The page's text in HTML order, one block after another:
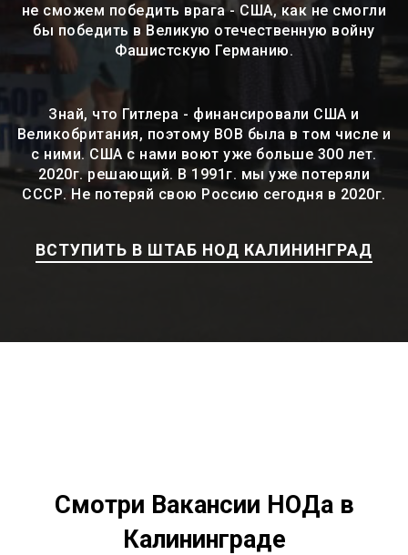
не сможем победить врага - США, как не смогли
бы победить в Великую отечественную войну
Фашистскую Германию.
Знай, что Гитлера - финансировали США и
Великобритания, поэтому ВОВ была в том числе и
с ними. США с нами воют уже больше 300 лет.
2020г. решающий. В 1991г. мы уже потеряли
СССР. Не потеряй свою Россию сегодня в 2020г.
ВСТУПИТЬ В ШТАБ НОД КАЛИНИНГРАД
Смотри Вакансии НОДа в
Калининграде